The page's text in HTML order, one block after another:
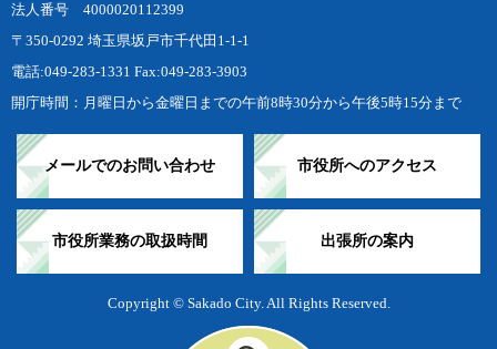
法人番号 4000020112399
〒350-0292 埼玉県坂戸市千代田1-1-1
電話:049-283-1331 Fax:049-283-3903
開庁時間：月曜日から金曜日までの午前8時30分から午後5時15分まで
メールでのお問い合わせ 市役所へのアクセス
市役所業務の取扱時間 出張所の案内
Copyright © Sakado City. All Rights Reserved.